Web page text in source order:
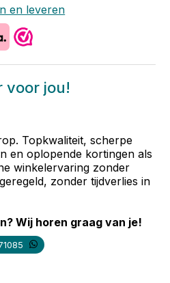
en leveren
voor jou!
Topkwaliteit, scherpe
en oplopende kortingen als
winkelervaring zonder
zonder tijdverlies in
Wij horen graag van je!